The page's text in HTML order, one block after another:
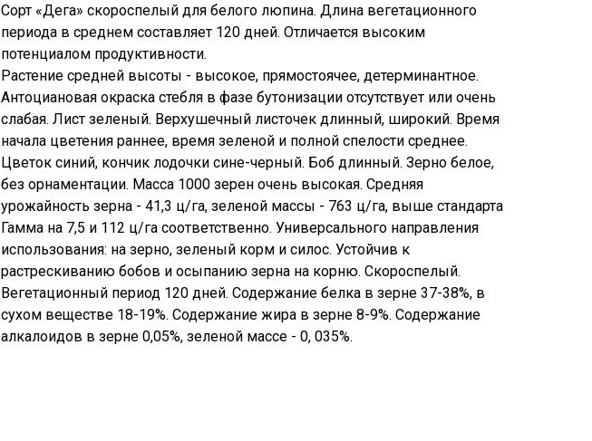
Сорт «Дега» скороспелый для белого люпина. Длина вегетационного
периода в среднем составляет 120 дней. Отличается высоким
потенциалом продуктивности.
Растение средней высоты - высокое, прямостоячее, детерминантное.
Антоциановая окраска стебля в фазе бутонизации отсутствует или очень
слабая. Лист зеленый. Верхушечный листочек длинный, широкий. Время
начала цветения раннее, время зеленой и полной спелости среднее.
Цветок синий, кончик лодочки сине-черный. Боб длинный. Зерно белое,
без орнаментации. Масса 1000 зерен очень высокая. Средняя
урожайность зерна - 41,3 ц/га, зеленой массы - 763 ц/га, выше стандарта
Гамма на 7,5 и 112 ц/га соответственно. Универсального направления
использования: на зерно, зеленый корм и силос. Устойчив к
растрескиванию бобов и осыпанию зерна на корню. Скороспелый.
Вегетационный период 120 дней. Содержание белка в зерне 37-38%, в
сухом веществе 18-19%. Содержание жира в зерне 8-9%. Содержание
алкалоидов в зерне 0,05%, зеленой массе - 0, 035%.